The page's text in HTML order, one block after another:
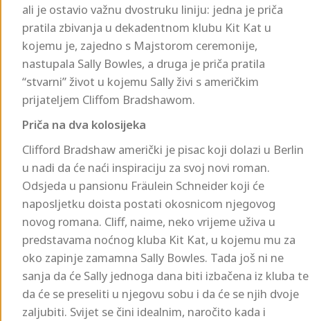
ali je ostavio važnu dvostruku liniju: jedna je priča
pratila zbivanja u dekadentnom klubu Kit Kat u
kojemu je, zajedno s Majstorom ceremonije,
nastupala Sally Bowles, a druga je priča pratila
“stvarni” život u kojemu Sally živi s američkim
prijateljem Cliffom Bradshawom.
Priča na dva kolosijeka
Clifford Bradshaw američki je pisac koji dolazi u Berlin
u nadi da će naći inspiraciju za svoj novi roman.
Odsjeda u pansionu Fräulein Schneider koji će
naposljetku doista postati okosnicom njegovog
novog romana. Cliff, naime, neko vrijeme uživa u
predstavama noćnog kluba Kit Kat, u kojemu mu za
oko zapinje zamamna Sally Bowles. Tada još ni ne
sanja da će Sally jednoga dana biti izbačena iz kluba te
da će se preseliti u njegovu sobu i da će se njih dvoje
zaljubiti. Svijet se čini idealnim, naročito kada i